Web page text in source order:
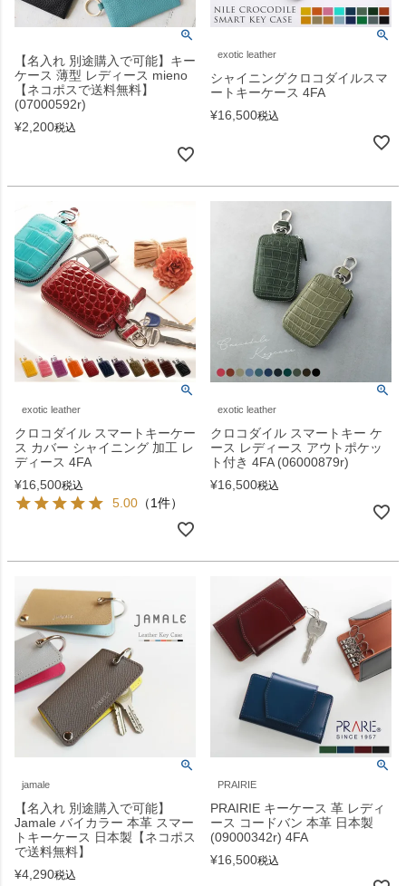
【名入れ 別途購入で可能】キー
ケース 薄型 レディース mieno
【ネコポスで送料無料】
(07000592r)
¥2,200税込
exotic leather
シャイニングクロコダイルスマ
ートキーケース 4FA
¥16,500税込
exotic leather
クロコダイル スマートキーケー
ス カバー シャイニング 加工 レ
ディース 4FA
¥16,500税込
5.00 （1件）
exotic leather
クロコダイル スマートキー ケ
ース レディース アウトポケッ
ト付き 4FA (06000879r)
¥16,500税込
jamale
【名入れ 別途購入で可能】
Jamale バイカラー 本革 スマー
トキーケース 日本製【ネコポス
で送料無料】
¥4,290税込
PRAIRIE
PRAIRIE キーケース 革 レディ
ース コードバン 本革 日本製
(09000342r) 4FA
¥16,500税込